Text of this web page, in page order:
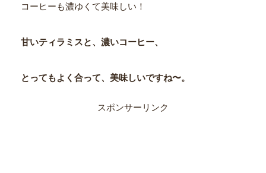
コーヒーも濃ゆくて美味しい！
甘いティラミスと、濃いコーヒー、
とってもよく合って、美味しいですね〜。
スポンサーリンク